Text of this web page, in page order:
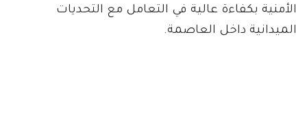
الأمنية بكفاءة عالية في التعامل مع التحديات
الميدانية داخل العاصمة.